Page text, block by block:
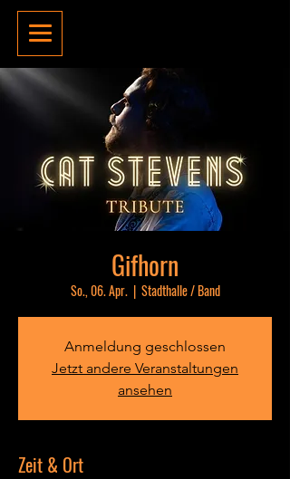
Gifhorn
So., 06. Apr.
  |
Stadthalle / Band
Anmeldung geschlossen
Jetzt andere Veranstaltungen
ansehen
Zeit & Ort